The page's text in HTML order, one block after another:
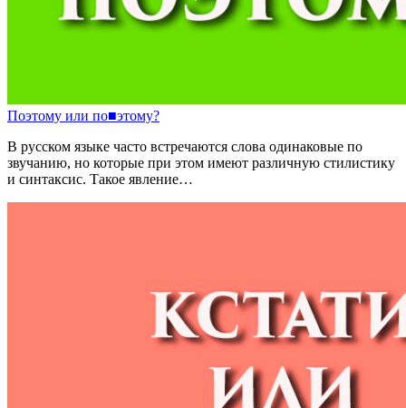
Поэтому или по■этому?
В русском языке часто встречаются слова одинаковые по
звучанию, но которые при этом имеют различную стилистику
и синтаксис. Такое явление…